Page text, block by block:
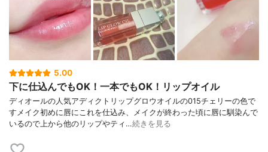
5.00
下に仕込んでもOK！一本でもOK！リップオイル
ディオールの人気アディクトリップグロウオイルの015チェリーの色で
すメイク初めに唇にこれを仕込み、メイクが終わった頃に唇に馴染んで
いるので上から他のリップやティ…続きを見る